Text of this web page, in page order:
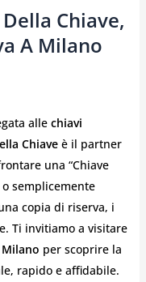
Chiave,
A Milano
alle chiavi
Chiaveè il partner
una “Chiave
semplicemente
copia di riserva, i
Ti invitiamo a visitare
per scoprire la
rapido e affidabile.